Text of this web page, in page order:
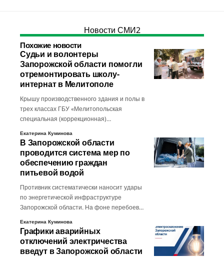
Новости СМИ2
Похожие новости
Судьи и волонтеры
Запорожской области помогли
отремонтировать школу-
интернат в Мелитополе
Крышу производственного здания и полы в
трех классах ГБУ «Мелитопольская
специальная (коррекционная)…
Екатерина Куминова
В Запорожской области
проводится система мер по
обеспечению граждан
питьевой водой
Противник систематически наносит удары
по энергетической инфраструктуре
Запорожской области. На фоне перебоев…
Екатерина Куминова
Графики аварийных
отключений электричества
введут в Запорожской области